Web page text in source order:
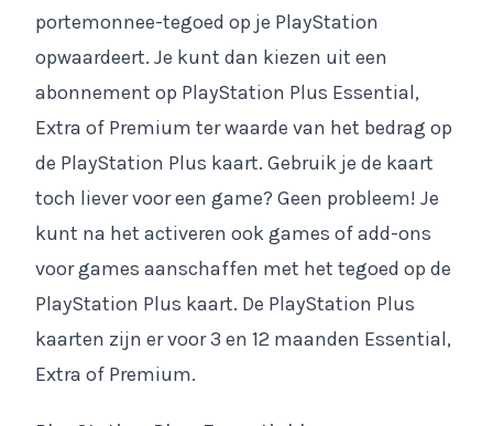
portemonnee-tegoed op je PlayStation
opwaardeert. Je kunt dan kiezen uit een
abonnement op PlayStation Plus Essential,
Extra of Premium ter waarde van het bedrag op
de PlayStation Plus kaart. Gebruik je de kaart
toch liever voor een game? Geen probleem! Je
kunt na het activeren ook games of add-ons
voor games aanschaffen met het tegoed op de
PlayStation Plus kaart. De PlayStation Plus
kaarten zijn er voor 3 en 12 maanden Essential,
Extra of Premium.